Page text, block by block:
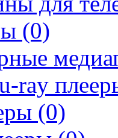
(0)
ray
(0)